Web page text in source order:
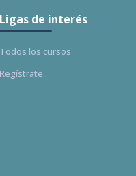
Ligas de interés
Todos los cursos
Regístrate